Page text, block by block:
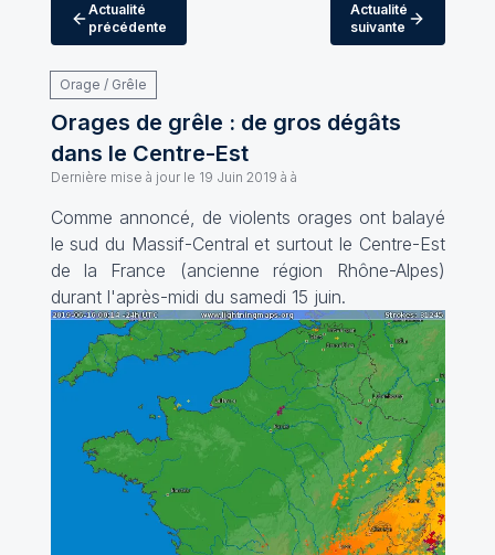
Actualité
précédente
Actualité
suivante
Orage / Grêle
Orages de grêle : de gros dégâts
dans le Centre-Est
Dernière mise à jour le 19 Juin 2019 à à
Comme annoncé, de violents orages ont balayé
le sud du Massif-Central et surtout le Centre-Est
de la France (ancienne région Rhône-Alpes)
durant l'après-midi du samedi 15 juin.